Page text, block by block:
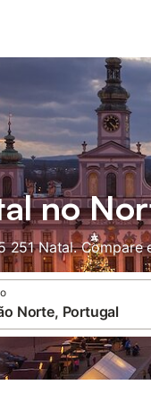
no
251 Natal. Compare